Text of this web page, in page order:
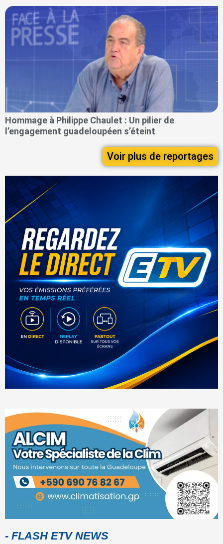
Hommage à Philippe Chaulet : Un pilier de
l’engagement guadeloupéen s’éteint
Voir plus de reportages
- FLASH ETV NEWS